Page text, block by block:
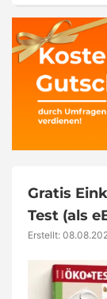
Gratis
Test (als
Erstellt: